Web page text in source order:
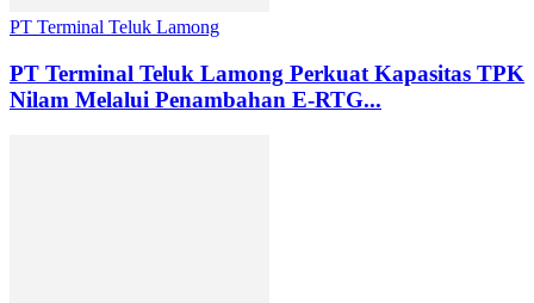
PT Terminal Teluk Lamong
PT Terminal Teluk Lamong Perkuat Kapasitas TPK
Nilam Melalui Penambahan E-RTG...